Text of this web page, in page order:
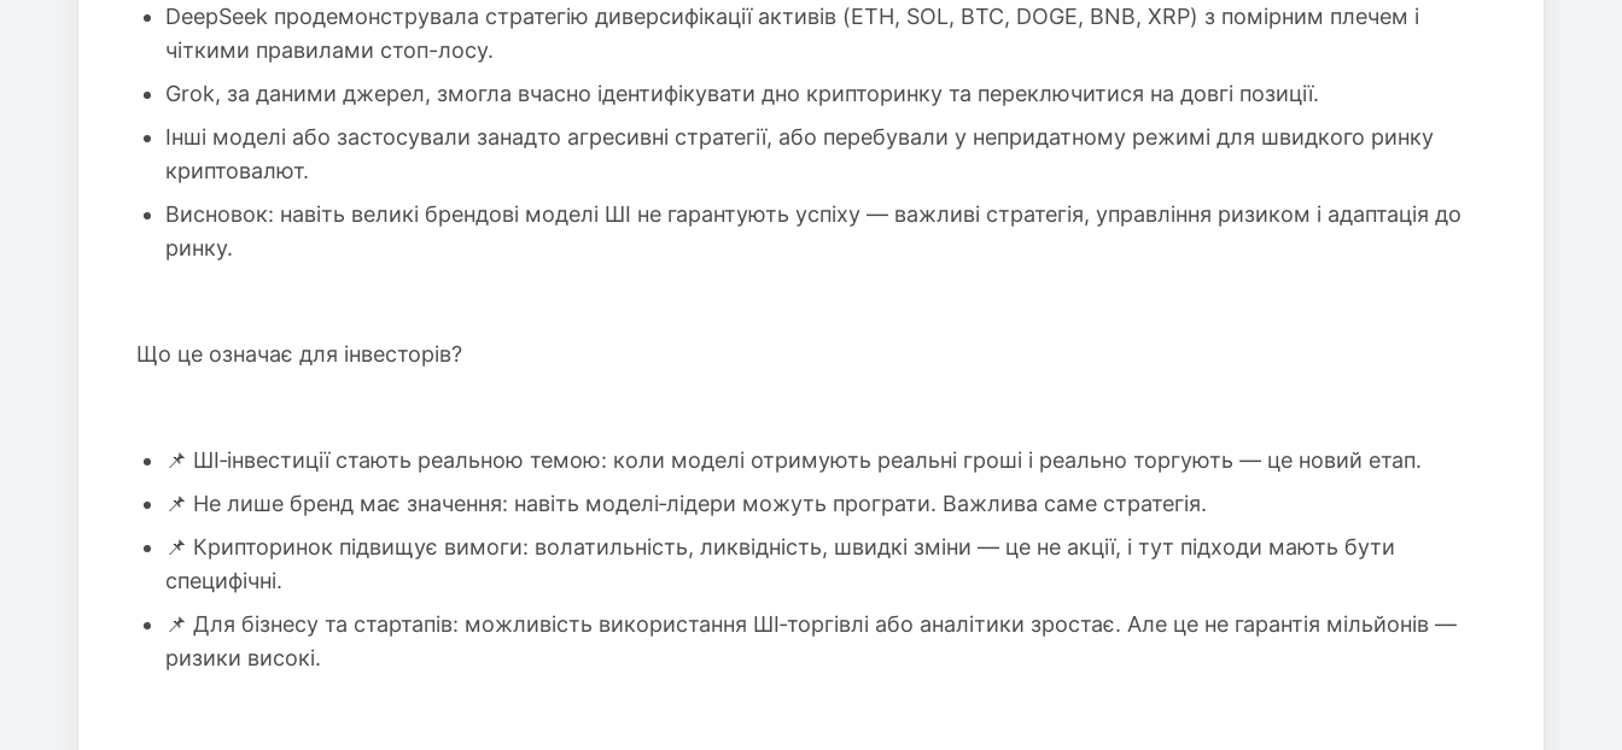
DeepSeek продемонструвала стратегію диверсифікації активів (ETH, SOL, BTC, DOGE, BNB, XRP) з помірним плечем і
чіткими правилами стоп-лосу.
Grok, за даними джерел, змогла вчасно ідентифікувати дно крипторинку та переключитися на довгі позиції.
Інші моделі або застосували занадто агресивні стратегії, або перебували у непридатному режимі для швидкого ринку
криптовалют.
Висновок: навіть великі брендові моделі ШІ не гарантують успіху — важливі стратегія, управління ризиком і адаптація до
ринку.
Що це означає для інвесторів?
📌 ШІ‑інвестиції стають реальною темою: коли моделі отримують реальні гроші і реально торгують — це новий етап.
📌 Не лише бренд має значення: навіть моделі‑лідери можуть програти. Важлива саме стратегія.
📌 Крипторинок підвищує вимоги: волатильність, ликвідність, швидкі зміни — це не акції, і тут підходи мають бути
специфічні.
📌 Для бізнесу та стартапів: можливість використання ШІ‑торгівлі або аналітики зростає. Але це не гарантія мільйонів —
ризики високі.